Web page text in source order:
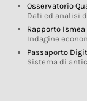
Osservatorio
Dati ed analisi
Rapporto
Indagine
Passaporto
Sistema di